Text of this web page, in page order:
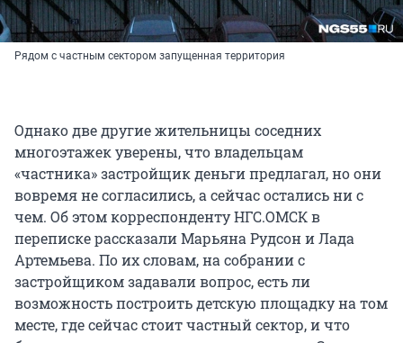
Рядом с частным сектором запущенная территория
Однако две другие жительницы соседних
многоэтажек уверены, что владельцам
«частника» застройщик деньги предлагал, но они
вовремя не согласились, а сейчас остались ни с
чем. Об этом корреспонденту НГС.ОМСК в
переписке рассказали Марьяна Рудсон и Лада
Артемьева. По их словам, на собрании с
застройщиком задавали вопрос, есть ли
возможность построить детскую площадку на том
месте, где сейчас стоит частный сектор, и что